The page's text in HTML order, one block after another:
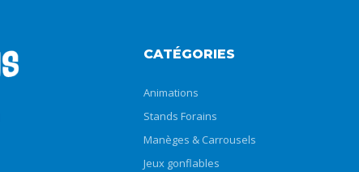
CATÉGORIES
Animations
Stands Forains
Manèges & Carrousels
Jeux gonflables